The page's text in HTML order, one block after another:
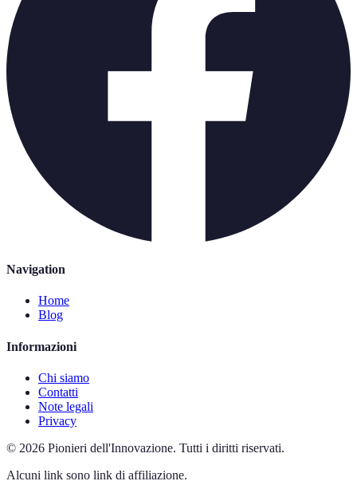
Navigation
Home
Blog
Informazioni
Chi siamo
Contatti
Note legali
Privacy
© 2026 Pionieri dell'Innovazione. Tutti i diritti riservati.
Alcuni link sono link di affiliazione.